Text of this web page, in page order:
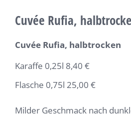
Cuvée Rufia,
Cuvée Rufia, halbtrocken
Karaffe 0,25l 8,40 €
Flasche 0,75l 25,00 €
Milder Geschmack nach